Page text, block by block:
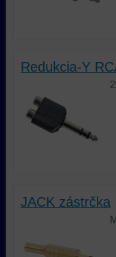
Redukcia-Y
JACK zástrčka